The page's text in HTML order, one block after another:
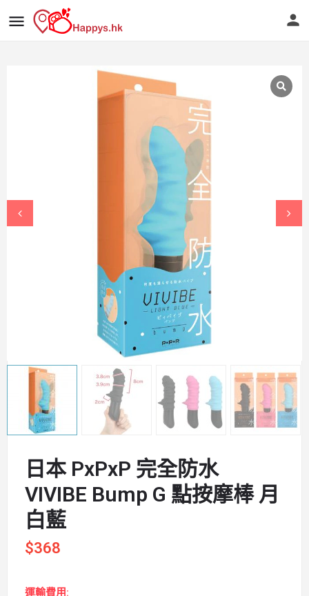
日本 PxPxP 完全防水
VIVIBE Bump G 點按摩棒 月
白藍
$368
運輸費用: